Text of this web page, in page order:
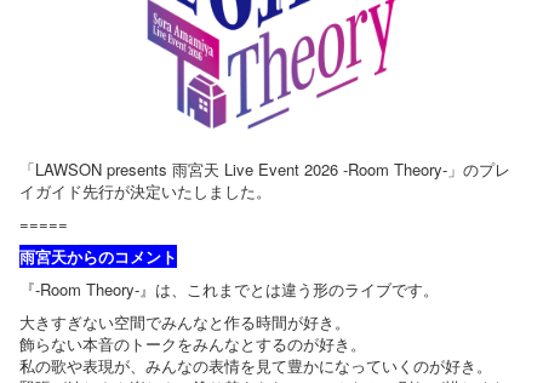
「LAWSON presents 雨宮天 Live Event 2026 -Room Theory-」のプレ
イガイド先行が決定いたしました。
=====
雨宮天からのコメント
『-Room Theory-』は、これまでとは違う形のライブです。
大きすぎない空間でみんなと作る時間が好き。
飾らない本音のトークをみんなとするのが好き。
私の歌や表現が、みんなの表情を見て豊かになっていくのが好き。